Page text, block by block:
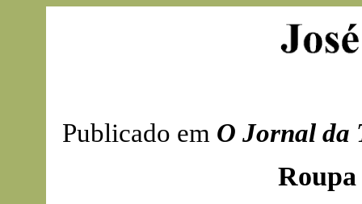
Publicado em O Jornal da
Roupa